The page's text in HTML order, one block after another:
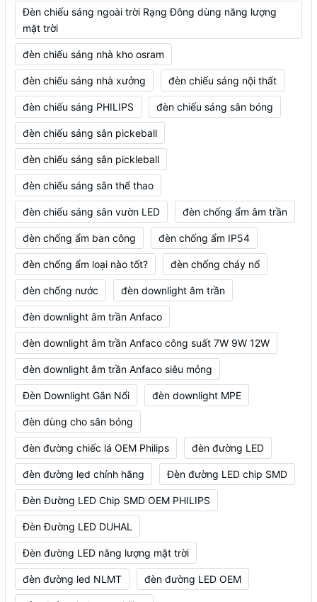
Đèn chiếu sáng ngoài trời Rạng Đông dùng năng lượng
mặt trời
đèn chiếu sáng nhà kho osram
đèn chiếu sáng nhà xưởng đèn chiếu sáng nội thất
đèn chiếu sáng PHILIPS đèn chiếu sáng sân bóng
đèn chiếu sáng sân pickeball
đèn chiếu sáng sân pickleball
đèn chiếu sáng sân thể thao
đèn chiếu sáng sân vườn LED đèn chống ẩm âm trần
đèn chống ẩm ban công đèn chống ẩm IP54
đèn chống ẩm loại nào tốt? đèn chống cháy nổ
đèn chống nước đèn downlight âm trần
đèn downlight âm trần Anfaco
đèn downlight âm trần Anfaco công suất 7W 9W 12W
đèn downlight âm trần Anfaco siêu mỏng
Đèn Downlight Gắn Nổi đèn downlight MPE
đèn dùng cho sân bóng
đèn đường chiếc lá OEM Philips đèn đường LED
đèn đường led chính hãng Đèn đường LED chip SMD
Đèn Đường LED Chip SMD OEM PHILIPS
Đèn Đường LED DUHAL
Đèn đường LED năng lượng mặt trời
đèn đường led NLMT đèn đường LED OEM